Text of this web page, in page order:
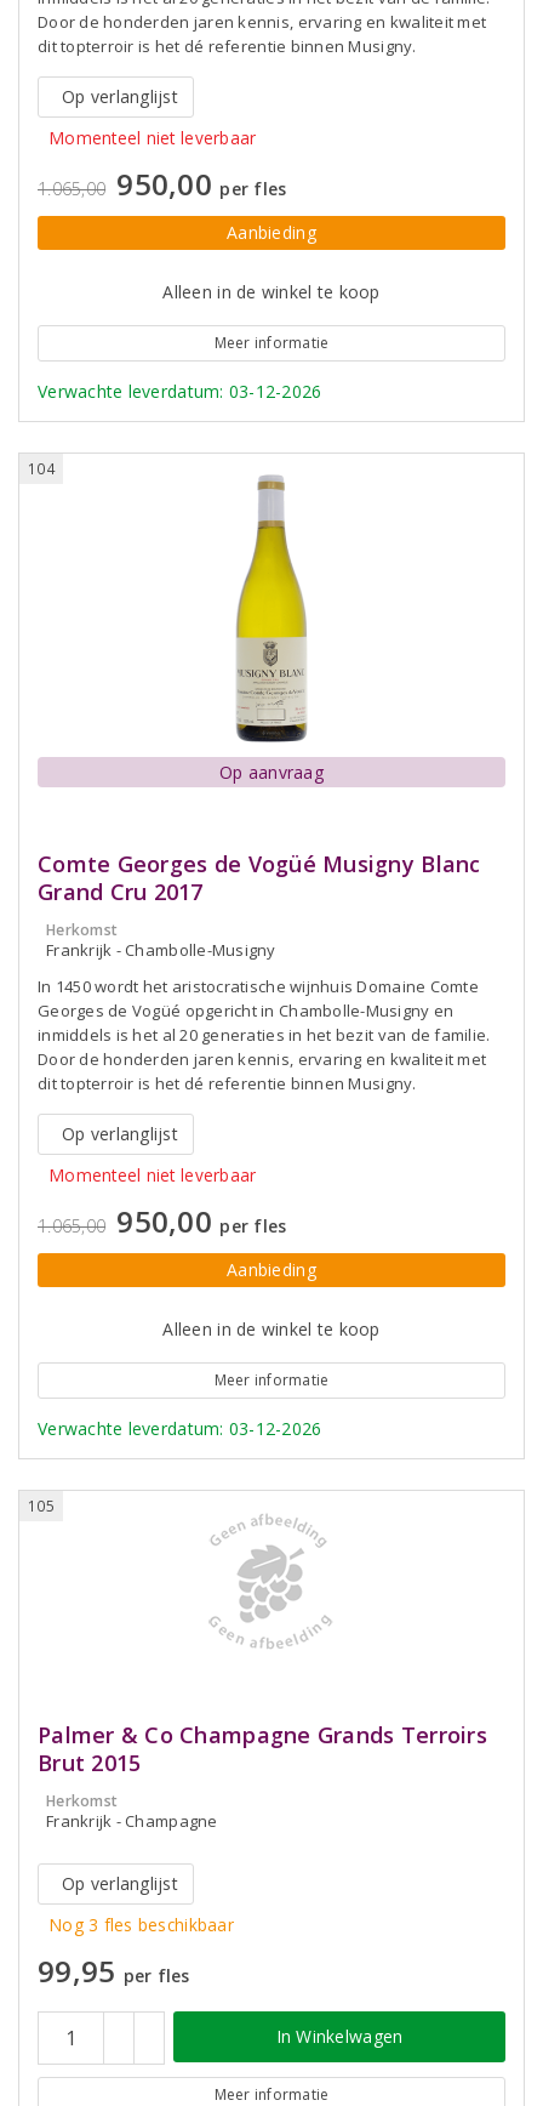
Door de honderden jaren kennis, ervaring en kwaliteit met
dit topterroir is het dé referentie binnen Musigny.
Op verlanglijst
Momenteel niet leverbaar
1.065,00 950,00 per fles
Aanbieding
Alleen in de winkel te koop
Meer informatie
Verwachte leverdatum: 03-12-2026
104
Op aanvraag
Comte Georges de Vogüé Musigny Blanc
Grand Cru 2017
Herkomst
Frankrijk - Chambolle-Musigny
In 1450 wordt het aristocratische wijnhuis Domaine Comte
Georges de Vogüé opgericht in Chambolle-Musigny en
inmiddels is het al 20 generaties in het bezit van de familie.
Door de honderden jaren kennis, ervaring en kwaliteit met
dit topterroir is het dé referentie binnen Musigny.
Op verlanglijst
Momenteel niet leverbaar
1.065,00 950,00 per fles
Aanbieding
Alleen in de winkel te koop
Meer informatie
Verwachte leverdatum: 03-12-2026
105
Palmer & Co Champagne Grands Terroirs
Brut 2015
Herkomst
Frankrijk - Champagne
Op verlanglijst
Nog 3 fles beschikbaar
99,95 per fles
In Winkelwagen
Meer informatie